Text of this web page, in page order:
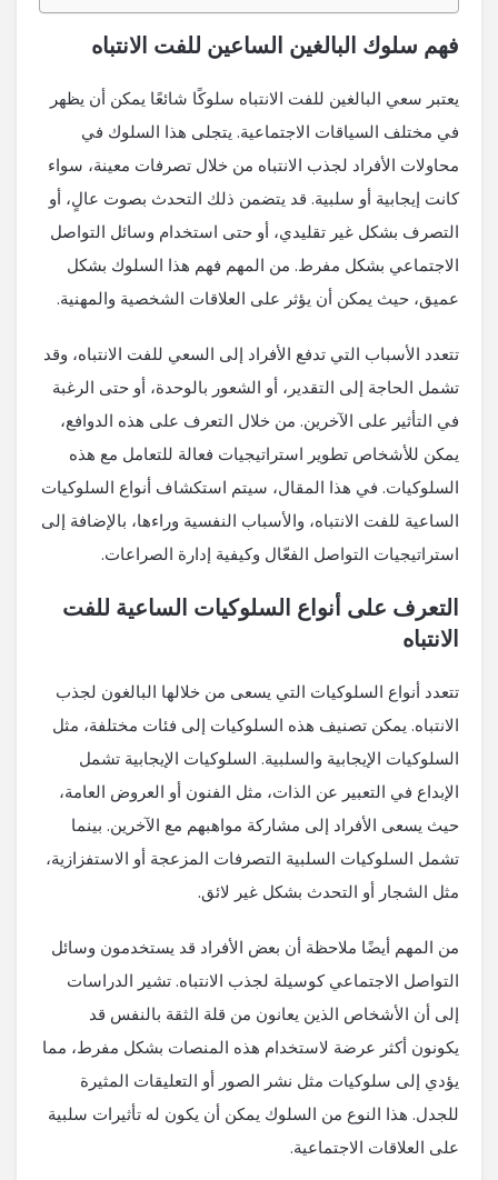
فهم سلوك البالغين الساعين للفت الانتباه
يعتبر سعي البالغين للفت الانتباه سلوكًا شائعًا يمكن أن يظهر
في مختلف السياقات الاجتماعية. يتجلى هذا السلوك في
محاولات الأفراد لجذب الانتباه من خلال تصرفات معينة، سواء
كانت إيجابية أو سلبية. قد يتضمن ذلك التحدث بصوت عالٍ، أو
التصرف بشكل غير تقليدي، أو حتى استخدام وسائل التواصل
الاجتماعي بشكل مفرط. من المهم فهم هذا السلوك بشكل
عميق، حيث يمكن أن يؤثر على العلاقات الشخصية والمهنية.
تتعدد الأسباب التي تدفع الأفراد إلى السعي للفت الانتباه، وقد
تشمل الحاجة إلى التقدير، أو الشعور بالوحدة، أو حتى الرغبة
في التأثير على الآخرين. من خلال التعرف على هذه الدوافع،
يمكن للأشخاص تطوير استراتيجيات فعالة للتعامل مع هذه
السلوكيات. في هذا المقال، سيتم استكشاف أنواع السلوكيات
الساعية للفت الانتباه، والأسباب النفسية وراءها، بالإضافة إلى
استراتيجيات التواصل الفعّال وكيفية إدارة الصراعات.
التعرف على أنواع السلوكيات الساعية للفت
الانتباه
تتعدد أنواع السلوكيات التي يسعى من خلالها البالغون لجذب
الانتباه. يمكن تصنيف هذه السلوكيات إلى فئات مختلفة، مثل
السلوكيات الإيجابية والسلبية. السلوكيات الإيجابية تشمل
الإبداع في التعبير عن الذات، مثل الفنون أو العروض العامة،
حيث يسعى الأفراد إلى مشاركة مواهبهم مع الآخرين. بينما
تشمل السلوكيات السلبية التصرفات المزعجة أو الاستفزازية،
مثل الشجار أو التحدث بشكل غير لائق.
من المهم أيضًا ملاحظة أن بعض الأفراد قد يستخدمون وسائل
التواصل الاجتماعي كوسيلة لجذب الانتباه. تشير الدراسات
إلى أن الأشخاص الذين يعانون من قلة الثقة بالنفس قد
يكونون أكثر عرضة لاستخدام هذه المنصات بشكل مفرط، مما
يؤدي إلى سلوكيات مثل نشر الصور أو التعليقات المثيرة
للجدل. هذا النوع من السلوك يمكن أن يكون له تأثيرات سلبية
على العلاقات الاجتماعية.